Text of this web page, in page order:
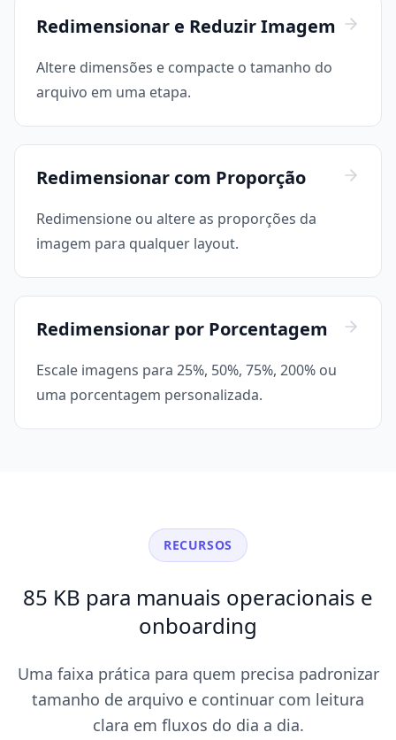
Redimensionar e Reduzir Imagem
Altere dimensões e compacte o tamanho do
arquivo em uma etapa.
Redimensionar com Proporção
Redimensione ou altere as proporções da
imagem para qualquer layout.
Redimensionar por Porcentagem
Escale imagens para 25%, 50%, 75%, 200% ou
uma porcentagem personalizada.
RECURSOS
85 KB para manuais operacionais e
onboarding
Uma faixa prática para quem precisa padronizar
tamanho de arquivo e continuar com leitura
clara em fluxos do dia a dia.